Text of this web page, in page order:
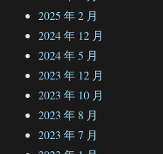
2025 年 2 月
2024 年 12 月
2024 年 5 月
2023 年 12 月
2023 年 10 月
2023 年 8 月
2023 年 7 月